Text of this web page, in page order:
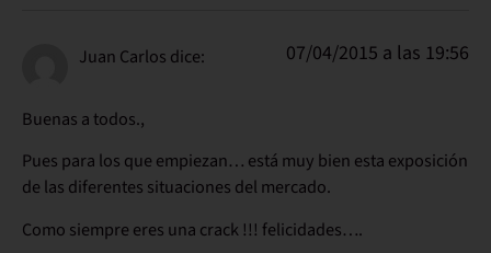
Juan Carlos dice: 07/04/2015 a las 19:56
Buenas a todos.,
Pues para los que empiezan… está muy bien esta exposición
de las diferentes situaciones del mercado.
Como siempre eres una crack !!! felicidades….